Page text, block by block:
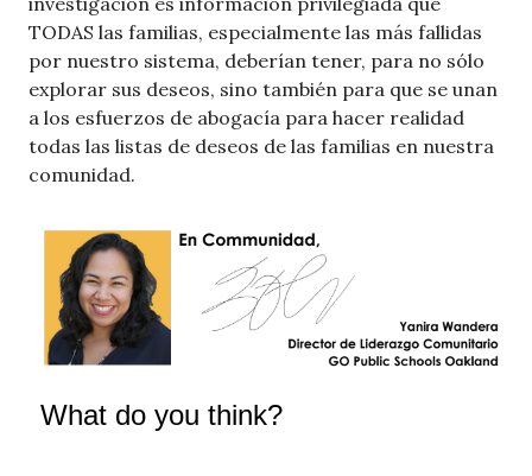
TODAS las familias, especialmente las más fallidas
por nuestro sistema, deberían tener, para no sólo
explorar sus deseos, sino también para que se unan
a los esfuerzos de abogacía para hacer realidad
todas las listas de deseos de las familias en nuestra
comunidad.
What do you think?